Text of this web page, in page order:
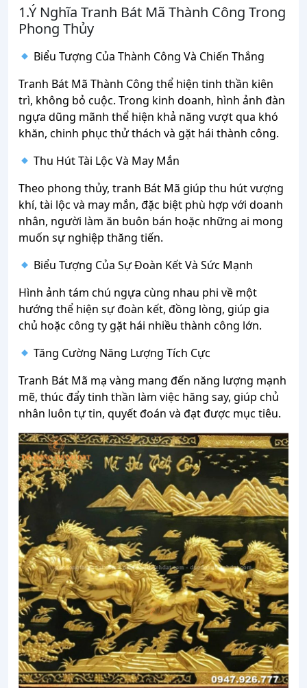
1.Ý Nghĩa Tranh Bát Mã Thành Công Trong
Phong Thủy
Biểu Tượng Của Thành Công Và Chiến Thắng
Tranh Bát Mã Thành Công thể hiện tinh thần kiên
trì, không bỏ cuộc. Trong kinh doanh, hình ảnh đàn
ngựa dũng mãnh thể hiện khả năng vượt qua khó
khăn, chinh phục thử thách và gặt hái thành công.
Thu Hút Tài Lộc Và May Mắn
Theo phong thủy, tranh Bát Mã giúp thu hút vượng
khí, tài lộc và may mắn, đặc biệt phù hợp với doanh
nhân, người làm ăn buôn bán hoặc những ai mong
muốn sự nghiệp thăng tiến.
Biểu Tượng Của Sự Đoàn Kết Và Sức Mạnh
Hình ảnh tám chú ngựa cùng nhau phi về một
hướng thể hiện sự đoàn kết, đồng lòng, giúp gia
chủ hoặc công ty gặt hái nhiều thành công lớn.
Tăng Cường Năng Lượng Tích Cực
Tranh Bát Mã mạ vàng mang đến năng lượng mạnh
mẽ, thúc đẩy tinh thần làm việc hăng say, giúp chủ
nhân luôn tự tin, quyết đoán và đạt được mục tiêu.